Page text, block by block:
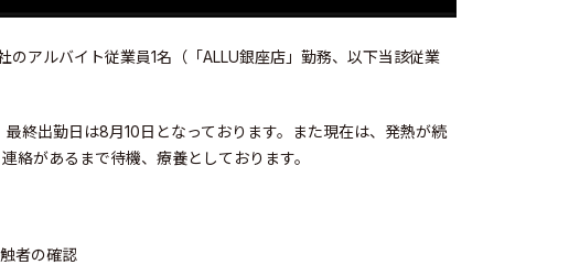
アルバイト従業員1名（「ALLU銀座店」勤務、以下当該従業
終出勤日は8月10日となっております。また現在は、発熱が続
絡があるまで待機、療養としております。
者の確認